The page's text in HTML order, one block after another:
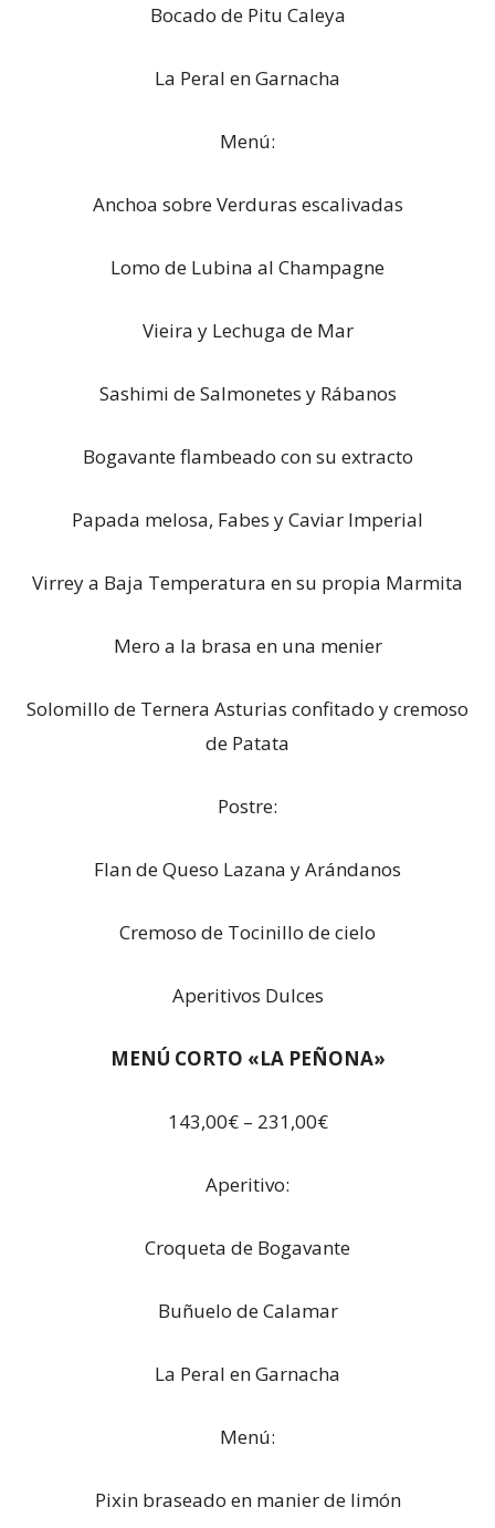
Bocado de Pitu Caleya
La Peral en Garnacha
Menú:
Anchoa sobre Verduras escalivadas
Lomo de Lubina al Champagne
Vieira y Lechuga de Mar
Sashimi de Salmonetes y Rábanos
Bogavante flambeado con su extracto
Papada melosa, Fabes y Caviar Imperial
Virrey a Baja Temperatura en su propia Marmita
Mero a la brasa en una menier
Solomillo de Ternera Asturias confitado y cremoso
de Patata
Postre:
Flan de Queso Lazana y Arándanos
Cremoso de Tocinillo de cielo
Aperitivos Dulces
MENÚ CORTO «LA PEÑONA»
143,00€ – 231,00€
Aperitivo:
Croqueta de Bogavante
Buñuelo de Calamar
La Peral en Garnacha
Menú:
Pixin braseado en manier de limón